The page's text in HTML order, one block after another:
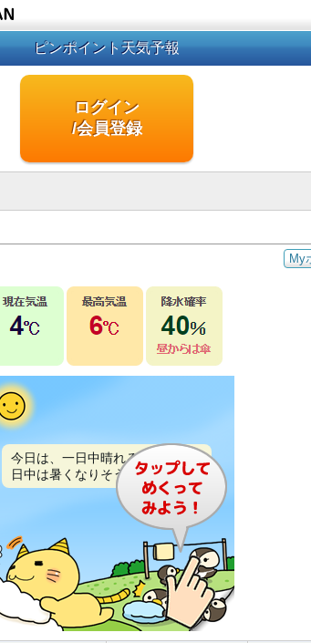
ピンポイント天気予報
ログイン
/会員登録
My
今日は、一日中晴れるでしょう。
日中は暑くなりそうです。